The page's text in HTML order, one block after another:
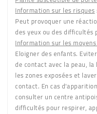
Information sur les risques:
Peut provoquer une
des yeux ou des
Information sur les
Eloigner des enfants.
de contact avec la peau,
les zones exposées et
contact. En cas
consulter un centre
difficultés pour respirer,